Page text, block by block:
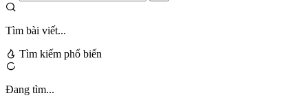
Tìm bài viết...
Tìm kiếm phổ biến
Đang tìm...